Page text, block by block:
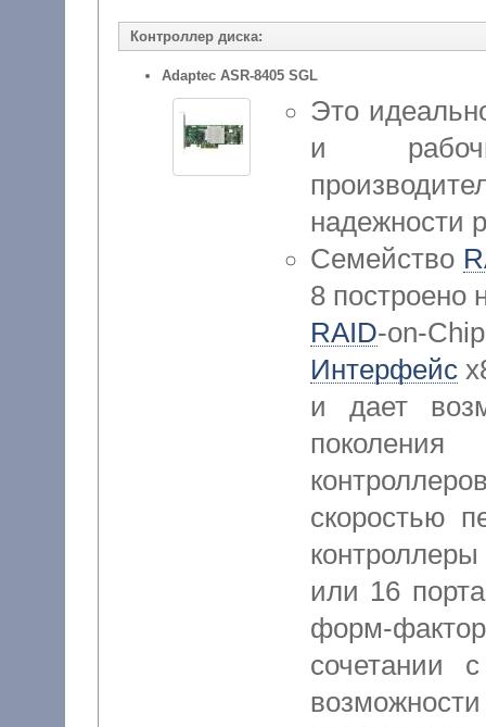
Контроллер диска:
Adaptec ASR-8405 SGL
Это
и
надежности
Семейство
8 построено
RAID-on-
Интерфейс
и дает
поколения
скоростью
контроллеры
или 16
форм-
сочетании